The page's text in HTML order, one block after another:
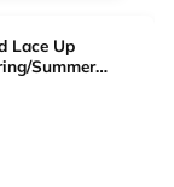
Lace Up
Summer